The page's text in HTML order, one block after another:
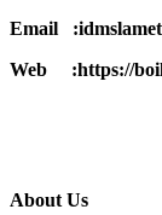
Email
Web :https://
About Us